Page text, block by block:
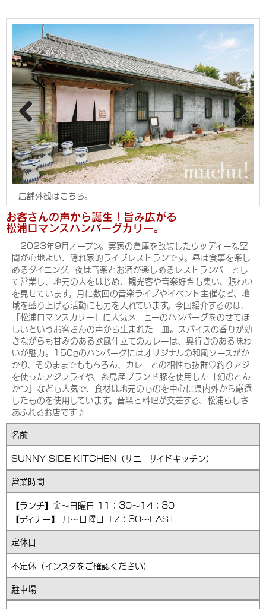
店舗外観はこちら。
Pre
viou
s
Nex
t
お客さんの声から誕生！旨み広がる
松浦ロマンスハンバーグカリー。
2023年9月オープン。実家の倉庫を改装したウッディーな空
間が心地よい、隠れ家的ライブレストランです。昼は食事を楽し
めるダイニング、夜は音楽とお酒が楽しめるレストランバーとし
て営業し、地元の人をはじめ、観光客や音楽好きも集い、賑わい
を見せています。月に数回の音楽ライブやイベント主催など、地
域を盛り上げる活動にも力を入れています。今回紹介するのは、
「松浦ロマンスカリー」に人気メニューのハンバーグをのせてほ
しいというお客さんの声から生まれた一皿。スパイスの香りが効
きながらも甘みのある欧風仕立てのカレーは、奥行きのある味わ
いが魅力。150gのハンバーグにはオリジナルの和風ソースがか
かり、そのままでももちろん、カレーとの相性も抜群♡釣りアジ
を使ったアジフライや、糸島産ブランド豚を使用した「幻のとん
かつ」なども人気で、食材は地元のものを中心に県内外から厳選
したものを使用しています。音楽と料理が交差する、松浦らしさ
あふれるお店です♪
名前
SUNNY SIDE KITCHEN（サニーサイドキッチン）
営業時間
【ランチ】金～日曜日 11：30～14：30
【ディナー】 月～日曜日 17：30～LAST
定休日
不定休（インスタをご確認ください）
駐車場